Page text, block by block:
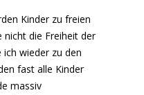
Kinder zu freien
nicht die Freiheit der
wieder zu den
fast alle Kinder
massiv